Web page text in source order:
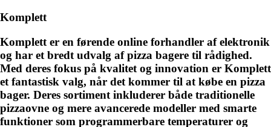
Komplett
Komplett er en førende online forhandler af elektronik
og har et bredt udvalg af pizza bagere til rådighed.
Med deres fokus på kvalitet og innovation er Komplett
et fantastisk valg, når det kommer til at købe en pizza
bager. Deres sortiment inkluderer både traditionelle
pizzaovne og mere avancerede modeller med smarte
funktioner som programmerbare temperaturer og